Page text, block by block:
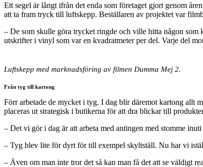
Ett segel är långt ifrån det enda som företaget gjort genom
att ta fram tryck till luftskepp. Beställaren av projektet var
– De som skulle göra trycket ringde och ville hitta någon
utskrifter i vinyl som var en kvadratmeter per del. Varje del
Luftskepp med marknadsföring av filmen Dumma Mej 2.
Från tyg till kartong
Förr arbetade de mycket i tyg. I dag blir däremot kartong allt
placeras ut strategisk i butikerna för att dra blickar till
– Det vi gör i dag är att arbeta med antingen med stomme
– Tyg blev lite för dyrt för till exempel skyltställ. Nu har vi
– Även om man inte tror det så kan man få det att se väldigt